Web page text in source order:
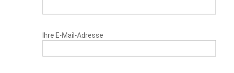
Ihre E-Mail-Adresse